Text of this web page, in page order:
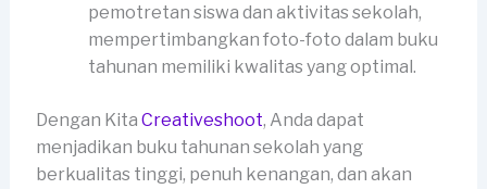
pemotretan siswa dan aktivitas sekolah,
mempertimbangkan foto-foto dalam buku
tahunan memiliki kwalitas yang optimal.
Dengan Kita Creativeshoot, Anda dapat
menjadikan buku tahunan sekolah yang
berkualitas tinggi, penuh kenangan, dan akan